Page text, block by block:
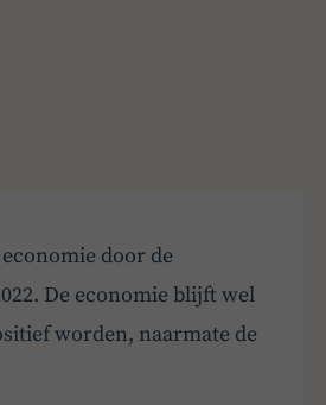
door de
De economie blijft wel
worden, naarmate de